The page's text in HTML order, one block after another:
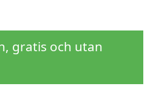
gratis och utan